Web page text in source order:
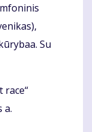
Su
race“
a.